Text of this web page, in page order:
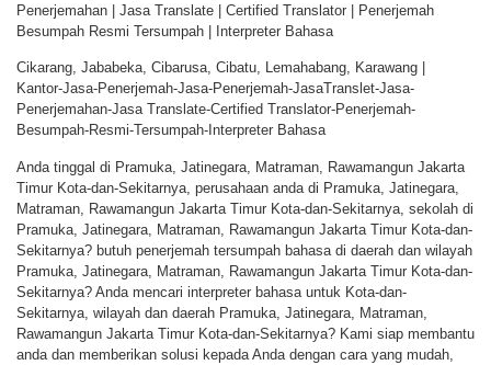
Penerjemahan | Jasa Translate | Certified Translator | Penerjemah
Besumpah Resmi Tersumpah | Interpreter Bahasa
Cikarang, Jababeka, Cibarusa, Cibatu, Lemahabang, Karawang |
Kantor-Jasa-Penerjemah-Jasa-Penerjemah-JasaTranslet-Jasa-
Penerjemahan-Jasa Translate-Certified Translator-Penerjemah-
Besumpah-Resmi-Tersumpah-Interpreter Bahasa
Anda tinggal di Pramuka, Jatinegara, Matraman, Rawamangun Jakarta
Timur Kota-dan-Sekitarnya, perusahaan anda di Pramuka, Jatinegara,
Matraman, Rawamangun Jakarta Timur Kota-dan-Sekitarnya, sekolah di
Pramuka, Jatinegara, Matraman, Rawamangun Jakarta Timur Kota-dan-
Sekitarnya? butuh penerjemah tersumpah bahasa di daerah dan wilayah
Pramuka, Jatinegara, Matraman, Rawamangun Jakarta Timur Kota-dan-
Sekitarnya? Anda mencari interpreter bahasa untuk Kota-dan-
Sekitarnya, wilayah dan daerah Pramuka, Jatinegara, Matraman,
Rawamangun Jakarta Timur Kota-dan-Sekitarnya? Kami siap membantu
anda dan memberikan solusi kepada Anda dengan cara yang mudah,